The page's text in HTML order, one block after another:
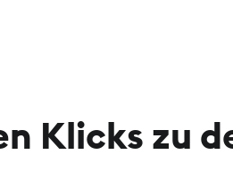
Klicks zu